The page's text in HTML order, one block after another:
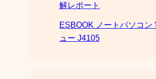
解レポート
ESBOOK ノートパソコン
ュー J4105